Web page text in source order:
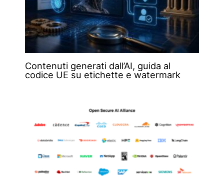
Contenuti generati dall’AI, guida al
codice UE su etichette e watermark